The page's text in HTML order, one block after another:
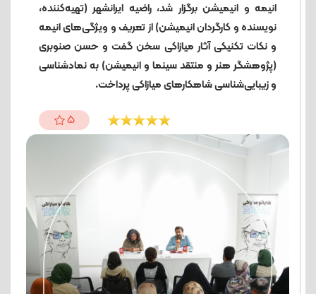
انیمه و انیمیشن برگزار شد، راضیه ایرانشهر (تهیه‌کننده،
نویسنده و کارگردان انیمیشن) از تعریف و ویژگی‌های انیمه
و نکات تکنیکی آثار میازاکی سخن گفت و حسن صنوبری
(پژوهشگر هنر و منتقد سینما و انیمیشن) به نمادشناسی
و زیبایی‌شناسی شاهکارهای میازاکی پرداخت.
5